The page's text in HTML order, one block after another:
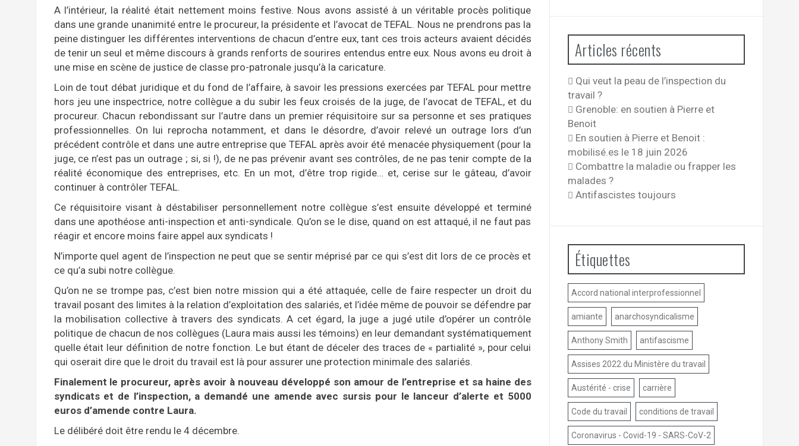
A l’intérieur, la réalité était nettement moins festive. Nous avons assisté à un véritable procès politique
dans une grande unanimité entre le procureur, la présidente et l’avocat de TEFAL. Nous ne prendrons pas la
peine distinguer les différentes interventions de chacun d’entre eux, tant ces trois acteurs avaient décidés
de tenir un seul et même discours à grands renforts de sourires entendus entre eux. Nous avons eu droit à
une mise en scène de justice de classe pro-patronale jusqu’à la caricature.
Loin de tout débat juridique et du fond de l’affaire, à savoir les pressions exercées par TEFAL pour mettre
hors jeu une inspectrice, notre collègue a du subir les feux croisés de la juge, de l’avocat de TEFAL, et du
procureur. Chacun rebondissant sur l’autre dans un premier réquisitoire sur sa personne et ses pratiques
professionnelles. On lui reprocha notamment, et dans le désordre, d’avoir relevé un outrage lors d’un
précédent contrôle et dans une autre entreprise que TEFAL après avoir été menacée physiquement (pour la
juge, ce n’est pas un outrage ; si, si !), de ne pas prévenir avant ses contrôles, de ne pas tenir compte de la
réalité économique des entreprises, etc. En un mot, d’être trop rigide… et, cerise sur le gâteau, d’avoir
continuer à contrôler TEFAL.
Ce réquisitoire visant à déstabiliser personnellement notre collègue s’est ensuite développé et terminé
dans une apothéose anti-inspection et anti-syndicale. Qu’on se le dise, quand on est attaqué, il ne faut pas
réagir et encore moins faire appel aux syndicats !
N’importe quel agent de l’inspection ne peut que se sentir méprisé par ce qui s’est dit lors de ce procès et
ce qu’a subi notre collègue.
Qu’on ne se trompe pas, c’est bien notre mission qui a été attaquée, celle de faire respecter un droit du
travail posant des limites à la relation d’exploitation des salariés, et l’idée même de pouvoir se défendre par
la mobilisation collective à travers des syndicats. A cet égard, la juge a jugé utile d’opérer un contrôle
politique de chacun de nos collègues (Laura mais aussi les témoins) en leur demandant systématiquement
quelle était leur définition de notre fonction. Le but étant de déceler des traces de « partialité », pour celui
qui oserait dire que le droit du travail est là pour assurer une protection minimale des salariés.
Finalement le procureur, après avoir à nouveau développé son amour de l’entreprise et sa haine des
syndicats et de l’inspection, a demandé une amende avec sursis pour le lanceur d’alerte et 5000
euros d’amende contre Laura.
Le délibéré doit être rendu le 4 décembre.
Articles récents
Qui veut la peau de l’inspection du
travail ?
Grenoble: en soutien à Pierre et
Benoit
En soutien à Pierre et Benoit :
mobilisé.es le 18 juin 2026
Combattre la maladie ou frapper les
malades ?
Antifascistes toujours
Étiquettes
Accord national interprofessionnel
amiante anarchosyndicalisme
Anthony Smith antifascisme
Assises 2022 du Ministère du travail
Austérité - crise carrière
Code du travail conditions de travail
Coronavirus - Covid-19 - SARS-CoV-2